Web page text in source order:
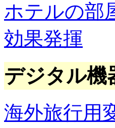
ホテルの部
効果発揮
デジタル機
海外旅行用